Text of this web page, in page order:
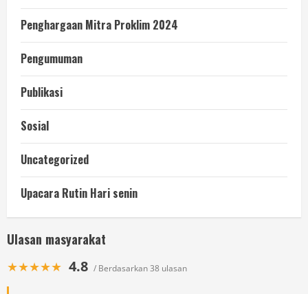
Penghargaan Mitra Proklim 2024
Pengumuman
Publikasi
Sosial
Uncategorized
Upacara Rutin Hari senin
Ulasan masyarakat
★★★★★ 4.8 / Berdasarkan 38 ulasan